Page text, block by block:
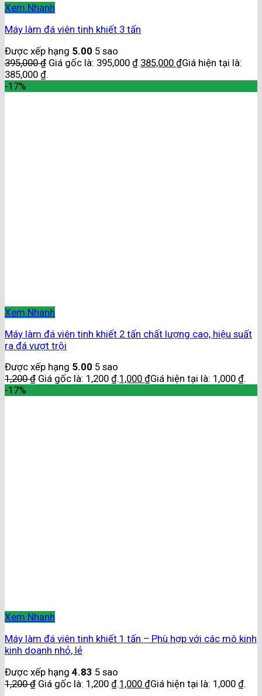
Xem Nhanh
Máy làm đá viên tinh khiết 3 tấn
Được xếp hạng 5.00 5 sao
395,000₫ Giá gốc là: 395,000 ₫.385,000 ₫Giá hiện tại là:
385,000 ₫.
-17%
Xem Nhanh
Máy làm đá viên tinh khiết 2 tấn chất lượng cao, hiệu suất
ra đá vượt trội
Được xếp hạng 5.00 5 sao
1,200₫ Giá gốc là: 1,200 ₫.1,000 ₫Giá hiện tại là: 1,000 ₫.
-17%
Xem Nhanh
Máy làm đá viên tinh khiết 1 tấn – Phù hợp với các mô kinh
kinh doanh nhỏ, lẻ
Được xếp hạng 4.83 5 sao
1,200₫ Giá gốc là: 1,200 ₫.1,000 ₫Giá hiện tại là: 1,000 ₫.